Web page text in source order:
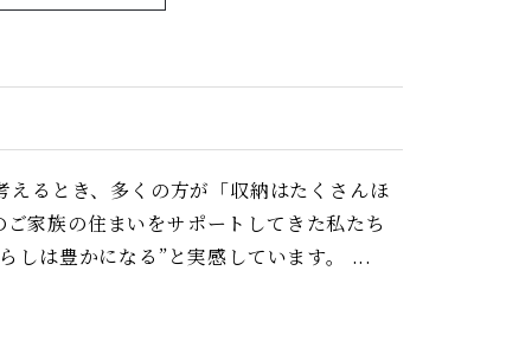
えるとき、多くの方が「収納はたくさんほ
家族の住まいをサポートしてきた私たち
しは豊かになる”と実感しています。 ...